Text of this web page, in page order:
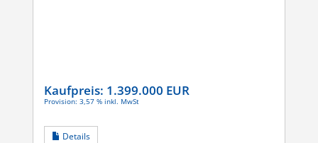
Kaufpreis: 1.399.000 EUR
Provision: 3,57 % inkl. MwSt
Details